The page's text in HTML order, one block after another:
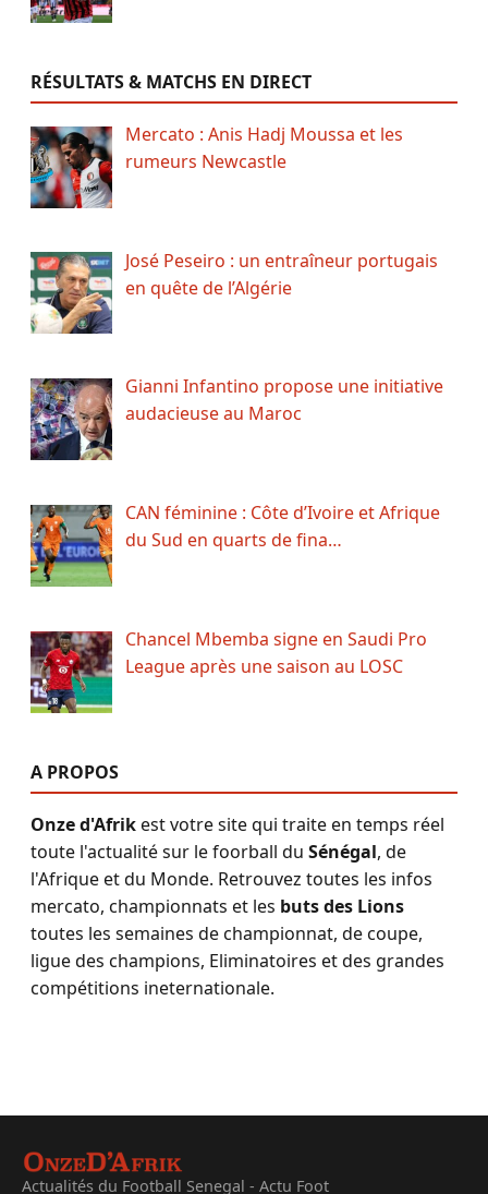
RÉSULTATS & MATCHS EN DIRECT
Mercato : Anis Hadj Moussa et les
rumeurs Newcastle
José Peseiro : un entraîneur portugais
en quête de l’Algérie
Gianni Infantino propose une initiative
audacieuse au Maroc
CAN féminine : Côte d’Ivoire et Afrique
du Sud en quarts de fina…
Chancel Mbemba signe en Saudi Pro
League après une saison au LOSC
A PROPOS
Onze d'Afrikest votre site qui traite en temps réel
toute l'actualité sur le foorball du Sénégal, de
l'Afrique et du Monde. Retrouvez toutes les infos
mercato, championnats et les buts des Lions
toutes les semaines de championnat, de coupe,
ligue des champions, Eliminatoires et des grandes
compétitions ineternationale.
Actualités du Football Senegal - Actu Foot